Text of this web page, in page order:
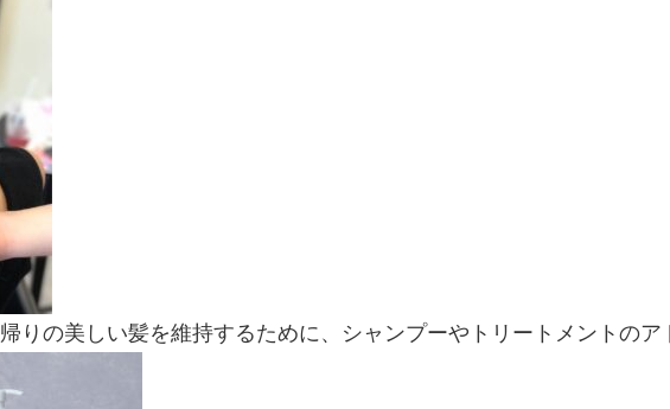
りの美しい髪を維持するために、シャンプーやトリートメントのア